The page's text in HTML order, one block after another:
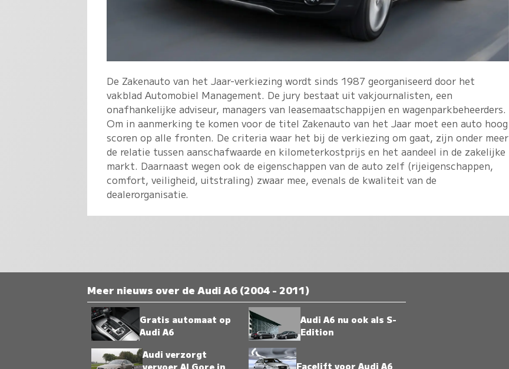
De Zakenauto van het Jaar-verkiezing wordt sinds 1987 georganiseerd door het
vakblad Automobiel Management. De jury bestaat uit vakjournalisten, een
onafhankelijke adviseur, managers van leasemaatschappijen en wagenparkbeheerders.
Om in aanmerking te komen voor de titel Zakenauto van het Jaar moet een auto hoog
scoren op alle fronten. De criteria waar het bij de verkiezing om gaat, zijn onder meer
de relatie tussen aanschafwaarde en kilometerkostprijs en het aandeel in de zakelijke
markt. Daarnaast wegen ook de eigenschappen van de auto zelf (rijeigenschappen,
comfort, veiligheid, uitstraling) zwaar mee, evenals de kwaliteit van de
dealerorganisatie.
Meer nieuws over de Audi A6 (2004 - 2011)
Gratis automaat op
Audi A6
Audi A6 nu ook als S-
Edition
Audi verzorgt
vervoer Al Gore in
Facelift voor Audi A6